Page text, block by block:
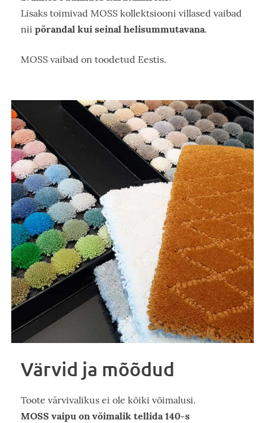
Lisaks toimivad MOSS kollektsiooni villased vaibad
nii põrandal kui seinal helisummutavana.
MOSS vaibad on toodetud Eestis.
Värvid ja mõõdud
Toote värvivalikus ei ole kõiki võimalusi.
MOSS vaipu on võimalik tellida 140-s